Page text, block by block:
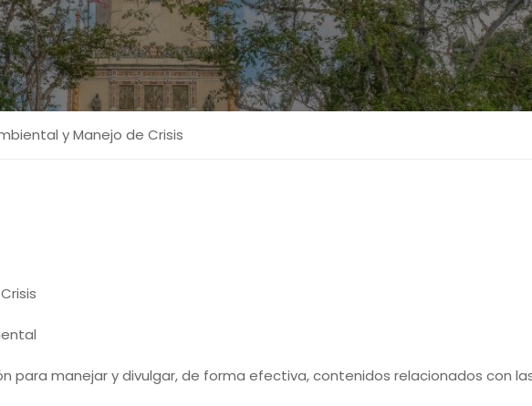
y Manejo de Crisis
para manejar y divulgar, de forma efectiva, contenidos relacionados con